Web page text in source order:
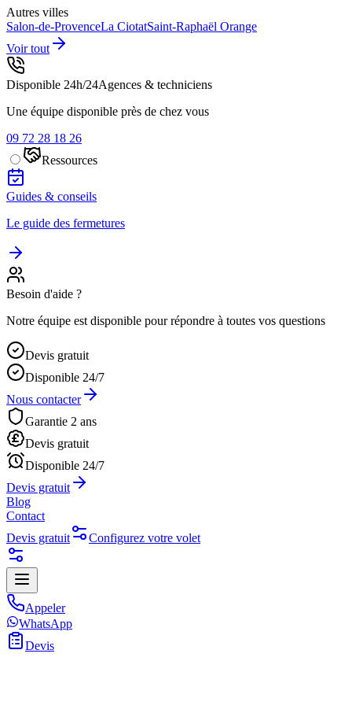
Autres villes
Salon-de-ProvenceLa CiotatSaint-Raphaël Orange
Voir tout
Disponible 24h/24Agences & techniciens
Une équipe disponible près de chez vous
09 72 28 18 26
Ressources
Guides & conseils
Le guide des fermetures
Besoin d'aide ?
Notre équipe est disponible pour répondre à toutes vos questions
Devis gratuit
Disponible 24/7
Nous contacter
Garantie 2 ans
Devis gratuit
Disponible 24/7
Devis gratuit
Blog
Contact
Devis gratuit
Configurez votre volet
Appeler
WhatsApp
Devis